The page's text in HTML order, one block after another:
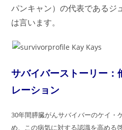
パンキャン）の代表であるジ
は言います。
サバイバーストーリー
レーション
30年間膵臓がんサバイバーのケイ・
め、この病気に対する認識を高める